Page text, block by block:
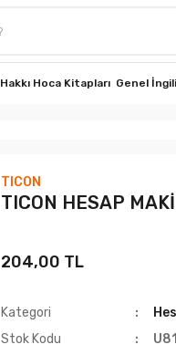
Hakkı Hoca Kitapları Genel
TICON
TICON HESAP
204,00 TL
Kategori
Stok Kodu